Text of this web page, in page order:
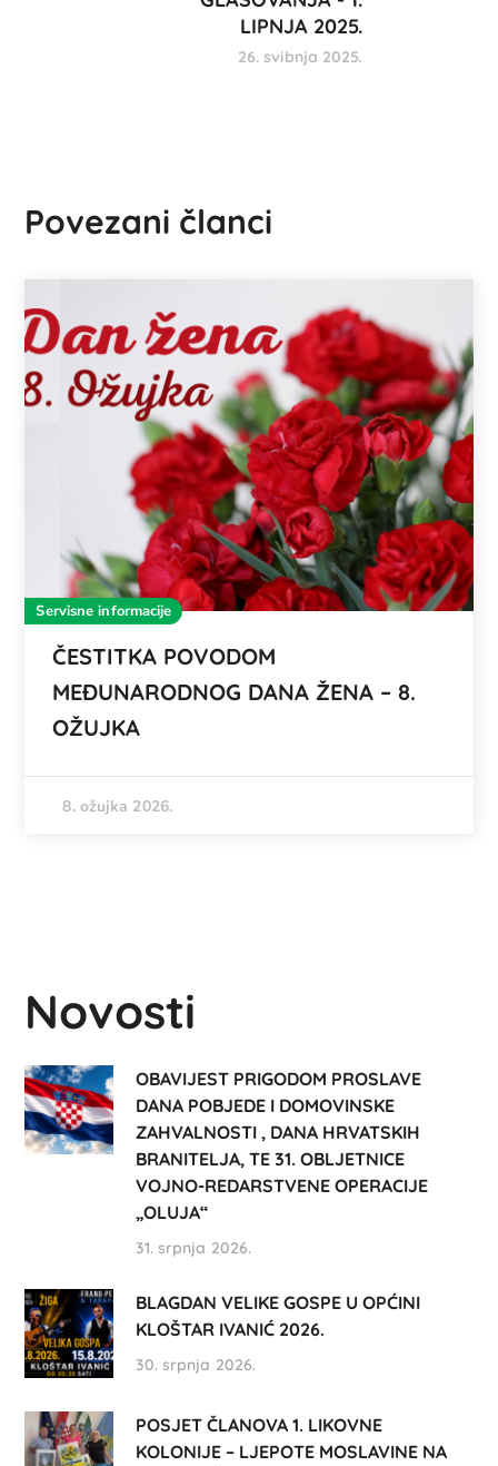
LIPNJA 2025.
26. svibnja 2025.
Povezani članci
Servisne informacije
ČESTITKA POVODOM
MEĐUNARODNOG DANA ŽENA – 8.
OŽUJKA
8. ožujka 2026.
Novosti
OBAVIJEST PRIGODOM PROSLAVE
DANA POBJEDE I DOMOVINSKE
ZAHVALNOSTI , DANA HRVATSKIH
BRANITELJA, TE 31. OBLJETNICE
VOJNO-REDARSTVENE OPERACIJE
„OLUJA“
31. srpnja 2026.
BLAGDAN VELIKE GOSPE U OPĆINI
KLOŠTAR IVANIĆ 2026.
30. srpnja 2026.
POSJET ČLANOVA 1. LIKOVNE
KOLONIJE – LJEPOTE MOSLAVINE NA